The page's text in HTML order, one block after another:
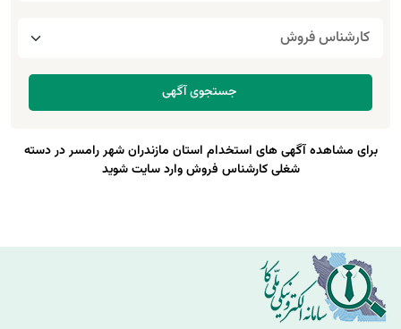
برای مشاهده آگهی های استخدام استان مازندران شهر رامسر در دسته
شغلی کارشناس فروش وارد سایت شوید